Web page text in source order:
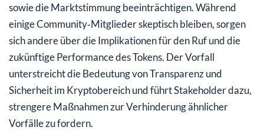
sowie die Marktstimmung beeinträchtigen. Während
einige Community‑Mitglieder skeptisch bleiben, sorgen
sich andere über die Implikationen für den Ruf und die
zukünftige Performance des Tokens. Der Vorfall
unterstreicht die Bedeutung von Transparenz und
Sicherheit im Kryptobereich und führt Stakeholder dazu,
strengere Maßnahmen zur Verhinderung ähnlicher
Vorfälle zu fordern.